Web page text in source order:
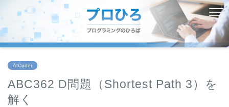
AtCoder
ABC362 D問題（Shortest Path 3）を
解く